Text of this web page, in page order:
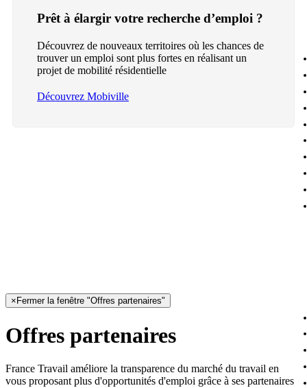
Prêt à élargir votre recherche d’emploi ?
Découvrez de nouveaux territoires où les chances de
trouver un emploi sont plus fortes en réalisant un
projet de mobilité résidentielle
Découvrez Mobiville
× Fermer la fenêtre "Offres partenaires"
Offres partenaires
France Travail améliore la transparence du marché du travail en
vous proposant plus d'opportunités d'emploi grâce à ses partenaires